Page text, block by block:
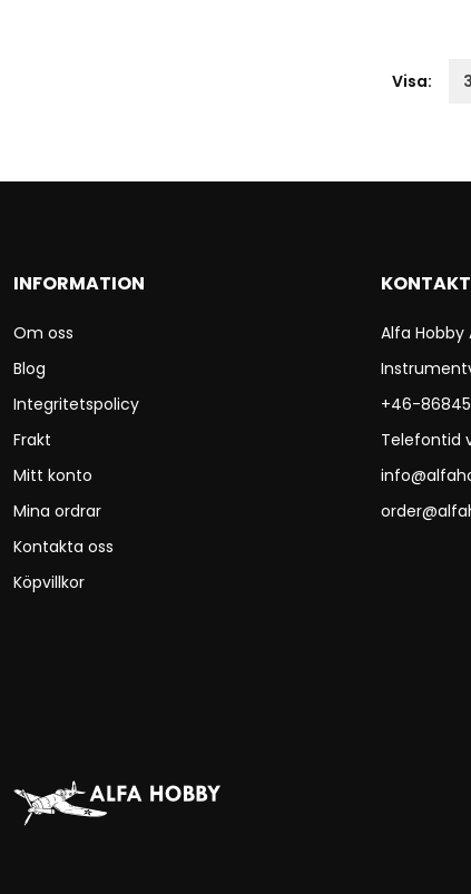
Visa:
INFORMATION
Om oss
Blog
Integritetspolicy
Frakt
Mitt konto
Mina ordrar
Kontakta oss
Köpvillkor
KONTAKT
Alfa Hobby
+46-
Telefontid